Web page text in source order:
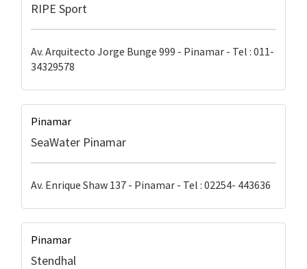
RIPE Sport
Av. Arquitecto Jorge Bunge 999 - Pinamar - Tel : 011-
34329578
Pinamar
SeaWater Pinamar
Av. Enrique Shaw 137 - Pinamar - Tel : 02254- 443636
Pinamar
Stendhal